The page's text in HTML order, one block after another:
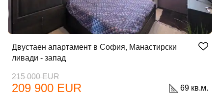
Двустаен апартамент в София, Манастирски
ливади - запад
215 000 EUR
209 900 EUR 69 кв.м.